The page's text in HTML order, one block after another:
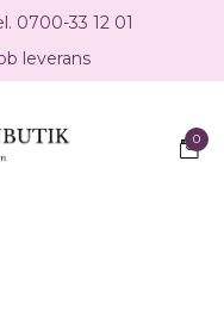
0700-33 12 01
leverans
0